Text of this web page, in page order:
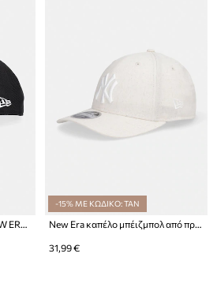
New Era καπέλο με γείσο NEW ERA x FC BARCELONA
-15% ΜΕ ΚΩΔΙΚΟ: TAN
New Era καπέλο μπέιζμπολ από πρόσμιξη λινού 940 MC NYY
31,99 €